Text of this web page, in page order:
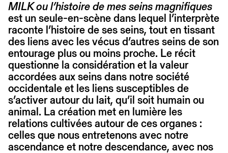
MILK ou l’histoire de mes seins magnifiques
est un seule-en-scène dans lequel l’interprète
raconte l’histoire de ses seins, tout en tissant
des liens avec les vécus d’autres seins de son
entourage plus ou moins proche. Le récit
questionne la considération et la valeur
accordées aux seins dans notre société
occidentale et les liens susceptibles de
s’activer autour du lait, qu’il soit humain ou
animal. La création met en lumière les
relations cultivées autour de ces organes :
celles que nous entretenons avec notre
ascendance et notre descendance, avec nos